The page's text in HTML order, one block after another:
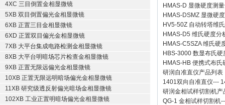
4XC 三目倒置金相显微镜
5XB 双目倒置偏光金相显微镜
6XB 正置三目金相显微镜
6XD 正置双目偏光金相显微镜
7XB 大平台集成电路检测金相显微镜
8XB 大平台明暗场芯片检查金相显微镜
9XB 正置无限远偏光金相显微镜
10XB 正置无限远明暗场偏光金相显微镜
11XB 研究级透反射偏光暗场金相显微镜
102XB 工业正置明暗场偏光金相显微镜
HMAS-D 显微硬度测
HMAS-DSMZ 显微硬
HV5-50Z 自动转塔维
HMAS-D5 维氏硬度分
HMAS-C5SZA 维氏硬
HBS-3000 数显布氏硬
HMAS-HB 便携式布氏
研润自准直仪产品列表
1401双向自准直仪---
研润金相试样切割机产
QG-1 金相试样切割机